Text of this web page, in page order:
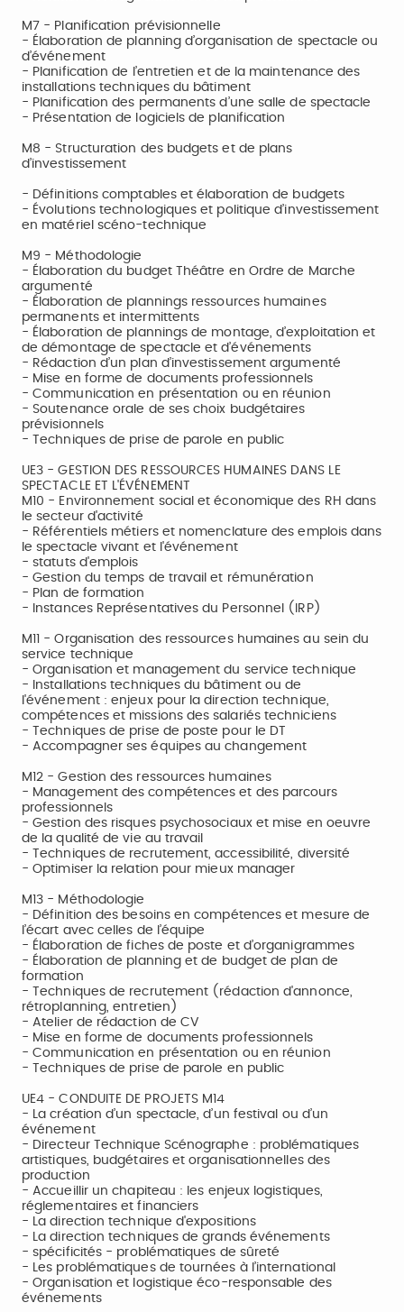
M7 - Planification prévisionnelle
- Élaboration de planning d’organisation de spectacle ou
d’événement
- Planification de l’entretien et de la maintenance des
installations techniques du bâtiment
- Planification des permanents d’une salle de spectacle
- Présentation de logiciels de planification
M8 - Structuration des budgets et de plans
d’investissement
- Définitions comptables et élaboration de budgets
- Évolutions technologiques et politique d’investissement
en matériel scéno-technique
M9 - Méthodologie
- Élaboration du budget Théâtre en Ordre de Marche
argumenté
- Élaboration de plannings ressources humaines
permanents et intermittents
- Élaboration de plannings de montage, d’exploitation et
de démontage de spectacle et d’événements
- Rédaction d’un plan d’investissement argumenté
- Mise en forme de documents professionnels
- Communication en présentation ou en réunion
- Soutenance orale de ses choix budgétaires
prévisionnels
- Techniques de prise de parole en public
UE3 - GESTION DES RESSOURCES HUMAINES DANS LE
SPECTACLE ET L'ÉVÉNEMENT
M10 - Environnement social et économique des RH dans
le secteur d'activité
- Référentiels métiers et nomenclature des emplois dans
le spectacle vivant et l'événement
- statuts d'emplois
- Gestion du temps de travail et rémunération
- Plan de formation
- Instances Représentatives du Personnel (IRP)
M11 - Organisation des ressources humaines au sein du
service technique
- Organisation et management du service technique
- Installations techniques du bâtiment ou de
l'événement : enjeux pour la direction technique,
compétences et missions des salariés techniciens
- Techniques de prise de poste pour le DT
- Accompagner ses équipes au changement
M12 - Gestion des ressources humaines
- Management des compétences et des parcours
professionnels
- Gestion des risques psychosociaux et mise en oeuvre
de la qualité de vie au travail
- Techniques de recrutement, accessibilité, diversité
- Optimiser la relation pour mieux manager
M13 - Méthodologie
- Définition des besoins en compétences et mesure de
l’écart avec celles de l’équipe
- Élaboration de fiches de poste et d’organigrammes
- Élaboration de planning et de budget de plan de
formation
- Techniques de recrutement (rédaction d'annonce,
rétroplanning, entretien)
- Atelier de rédaction de CV
- Mise en forme de documents professionnels
- Communication en présentation ou en réunion
- Techniques de prise de parole en public
UE4 - CONDUITE DE PROJETS M14
- La création d’un spectacle, d’un festival ou d’un
événement
- Directeur Technique Scénographe : problématiques
artistiques, budgétaires et organisationnelles des
production
- Accueillir un chapiteau : les enjeux logistiques,
réglementaires et financiers
- La direction technique d'expositions
- La direction techniques de grands événements
- spécificités - problématiques de sûreté
- Les problématiques de tournées à l’international
- Organisation et logistique éco-responsable des
événements